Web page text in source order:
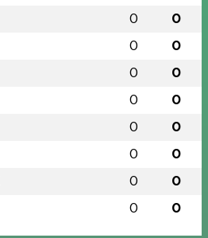
0 0
0 0
0 0
0 0
0 0
0 0
0 0
0 0